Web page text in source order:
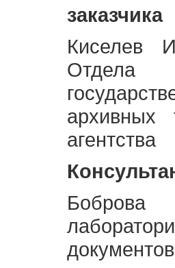
заказчика
Киселев
Отдела
архивных
агентства
Боброва